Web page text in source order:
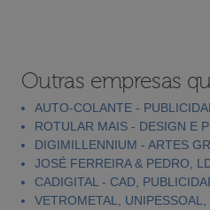
Outras empresas
AUTO-COLANTE -
ROTULAR MAIS - DESIGN E
DIGIMILLENNIUM - ARTES
JOSÉ FERREIRA & PEDRO,
CADIGITAL - CAD,
VETROMETAL, UNIPESSOAL,